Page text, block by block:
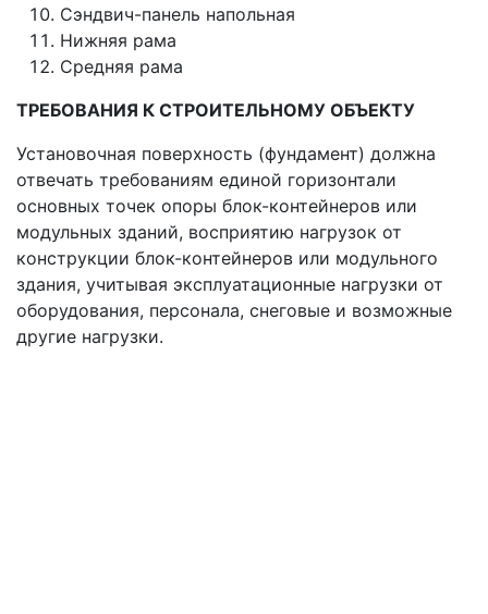
Сэндвич-панель напольная
Нижняя рама
Средняя рама
ТРЕБОВАНИЯ К СТРОИТЕЛЬНОМУ ОБЪЕКТУ
Установочная поверхность (фундамент) должна
отвечать требованиям единой горизонтали
основных точек опоры блок-контейнеров или
модульных зданий, восприятию нагрузок от
конструкции блок-контейнеров или модульного
здания, учитывая эксплуатационные нагрузки от
оборудования, персонала, снеговые и возможные
другие нагрузки.